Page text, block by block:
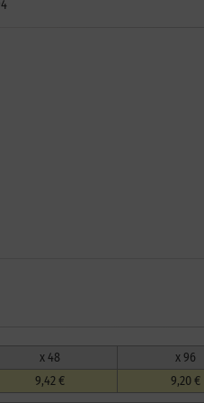
x 48 x 96
9,42 € 9,20 €